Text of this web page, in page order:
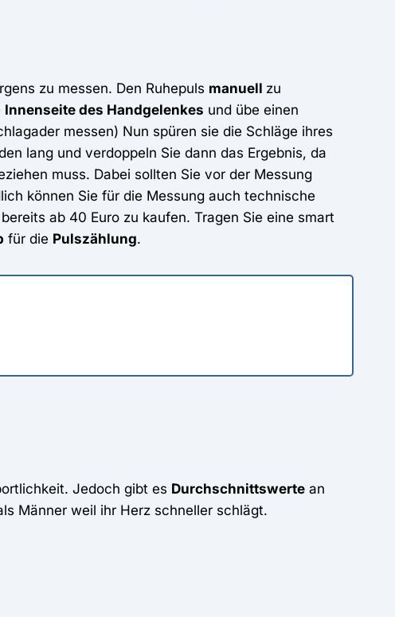
zu messen. Den Ruhepuls manuell zu
Innenseite des Handgelenkes und übe einen
messen) Nun spüren sie die Schläge ihres
lang und verdoppeln Sie dann das Ergebnis, da
muss. Dabei sollten Sie vor der Messung
können Sie für die Messung auch technische
ab 40 Euro zu kaufen. Tragen Sie eine smart
für die Pulszählung.
Jedoch gibt es Durchschnittswerte an
Männer weil ihr Herz schneller schlägt.